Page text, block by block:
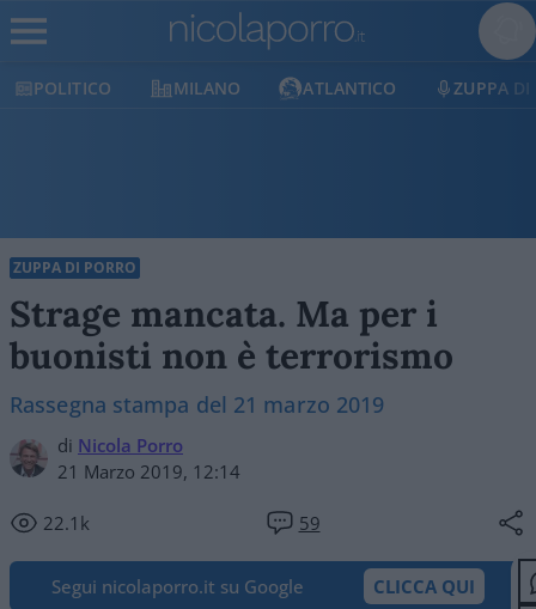
POLITICO MILANO ATLANTICO ZUPPA DI
ZUPPA DI PORRO
Strage mancata. Ma per i
buonisti non è terrorismo
Rassegna stampa del 21 marzo 2019
di Nicola Porro
21 Marzo 2019, 12:14
22.1k 59
Segui nicolaporro.it su Google CLICCA QUI